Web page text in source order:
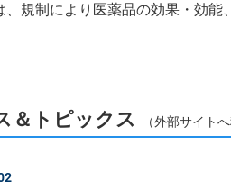
、規制により医薬品の効果・効能
＆トピックス （外部サイト